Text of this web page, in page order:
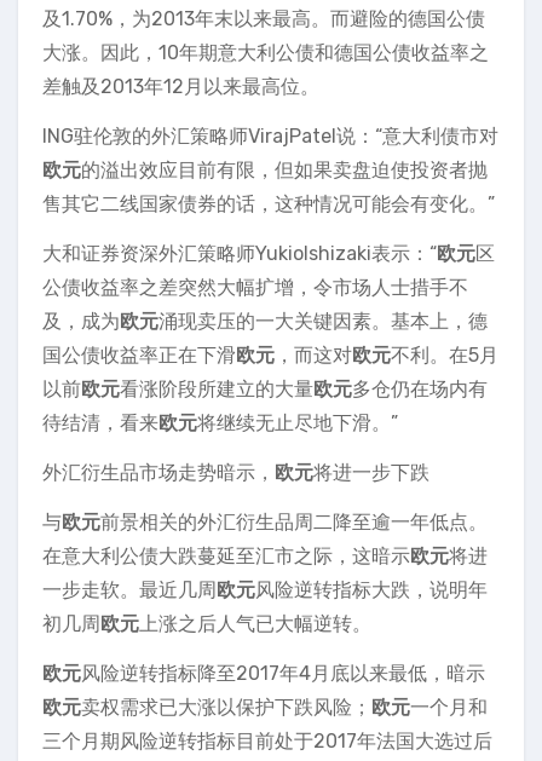
及1.70%，为2013年末以来最高。而避险的德国公债
大涨。因此，10年期意大利公债和德国公债收益率之
差触及2013年12月以来最高位。
ING驻伦敦的外汇策略师VirajPatel说：“意大利债市对
欧元的溢出效应目前有限，但如果卖盘迫使投资者抛
售其它二线国家债券的话，这种情况可能会有变化。”
大和证券资深外汇策略师YukioIshizaki表示：“欧元区
公债收益率之差突然大幅扩增，令市场人士措手不
及，成为欧元涌现卖压的一大关键因素。基本上，德
国公债收益率正在下滑欧元 ，而这对欧元不利。在5月
以前欧元看涨阶段所建立的大量欧元多仓仍在场内有
待结清，看来欧元将继续无止尽地下滑。”
外汇衍生品市场走势暗示， 欧元将进一步下跌
与欧元前景相关的外汇衍生品周二降至逾一年低点。
在意大利公债大跌蔓延至汇市之际，这暗示欧元将进
一步走软。最近几周欧元风险逆转指标大跌，说明年
初几周欧元 上涨之后人气已大幅逆转。
欧元风险逆转指标降至2017年4月底以来最低，暗示
欧元卖权需求已大涨以保护下跌风险； 欧元一个月和
三个月期风险逆转指标目前处于2017年法国大选过后